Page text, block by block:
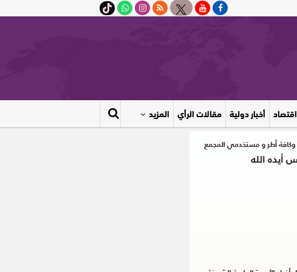
اقتصاد أخبار دولية مقالات الرأي المزيد